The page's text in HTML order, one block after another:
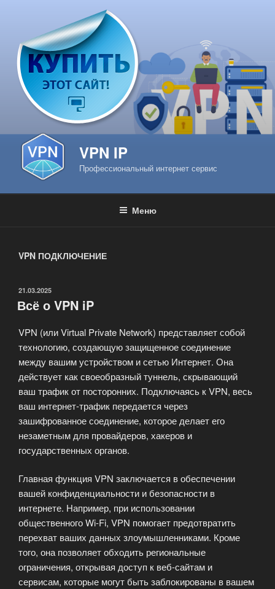
содержимому
VPN IP
Профессиональный интернет сервис
Меню
VPN ПОДКЛЮЧЕНИЕ
ОПУБЛИКОВАНО
21.03.2025
Всё о VPN iP
VPN (или Virtual Private Network) представляет собой
технологию, создающую защищенное соединение
между вашим устройством и сетью Интернет. Она
действует как своеобразный туннель, скрывающий
ваш трафик от посторонних. Подключаясь к VPN, весь
ваш интернет-трафик передается через
зашифрованное соединение, которое делает его
незаметным для провайдеров, хакеров и
государственных органов.
Главная функция VPN заключается в обеспечении
вашей конфиденциальности и безопасности в
интернете. Например, при использовании
общественного Wi-Fi, VPN помогает предотвратить
перехват ваших данных злоумышленниками. Кроме
того, она позволяет обходить региональные
ограничения, открывая доступ к веб-сайтам и
сервисам, которые могут быть заблокированы в вашем